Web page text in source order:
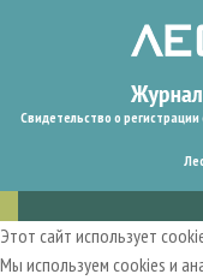
Свидетельство о
Этот сайт использует
Мы используем cookies и